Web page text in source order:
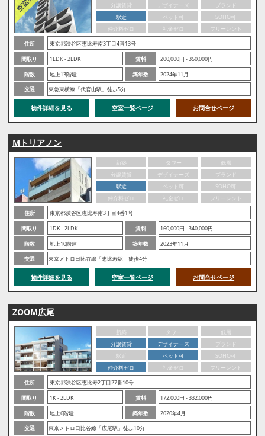
分譲賃貸
デザイナーズ
ブランド
駅近
ペット可
SOHO可
仲介料ゼロ
礼金ゼロ
フリーレント
住所
東京都渋谷区恵比寿南3丁目4番13号
間取り
1LDK - 2LDK 賃料
200,000円 - 350,000円
階数
地上13階建 築年数
2024年11月
交通
東急東横線「代官山駅」徒歩5分
物件詳細を見る 空室一覧ページ お問合せページ
Mトリアノン
新築 タワー
低層
分譲賃貸
デザイナーズ
ブランド
駅近
ペット可
SOHO可
仲介料ゼロ
礼金ゼロ
フリーレント
住所
東京都渋谷区恵比寿南3丁目4番1号
間取り
1DK - 2LDK 賃料
160,000円 - 340,000円
階数
地上10階建 築年数
2023年11月
交通
東京メトロ日比谷線「恵比寿駅」徒歩4分
物件詳細を見る 空室一覧ページ お問合せページ
ZOOM広尾
新築 タワー
低層
分譲賃貸
デザイナーズ
ブランド
駅近
ペット可
SOHO可
仲介料ゼロ
礼金ゼロ
フリーレント
住所
東京都渋谷区恵比寿2丁目27番10号
間取り
1K - 2LDK 賃料
172,000円 - 332,000円
階数
地上6階建 築年数
2020年4月
交通
東京メトロ日比谷線「広尾駅」徒歩10分